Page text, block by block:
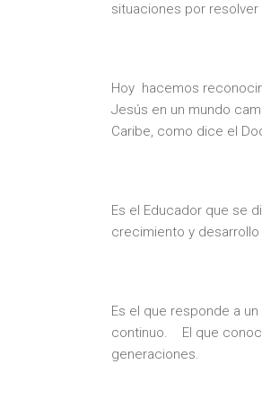
situaciones por
Hoy hacemos
Jesús en un mundo
Caribe, como dice el
Es el Educador que se
crecimiento y
Es el que responde a
continuo. El que
generaciones.